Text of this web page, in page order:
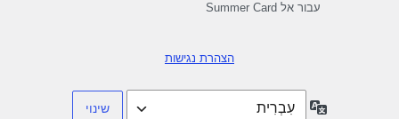
עבור אל Summer Card
הצהרת נגישות
שפה